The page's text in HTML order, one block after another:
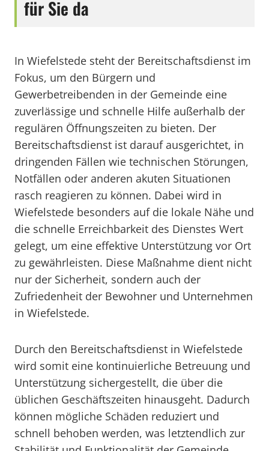
für Sie da
In Wiefelstede steht der Bereitschaftsdienst im
Fokus, um den Bürgern und
Gewerbetreibenden in der Gemeinde eine
zuverlässige und schnelle Hilfe außerhalb der
regulären Öffnungszeiten zu bieten. Der
Bereitschaftsdienst ist darauf ausgerichtet, in
dringenden Fällen wie technischen Störungen,
Notfällen oder anderen akuten Situationen
rasch reagieren zu können. Dabei wird in
Wiefelstede besonders auf die lokale Nähe und
die schnelle Erreichbarkeit des Dienstes Wert
gelegt, um eine effektive Unterstützung vor Ort
zu gewährleisten. Diese Maßnahme dient nicht
nur der Sicherheit, sondern auch der
Zufriedenheit der Bewohner und Unternehmen
in Wiefelstede.
Durch den Bereitschaftsdienst in Wiefelstede
wird somit eine kontinuierliche Betreuung und
Unterstützung sichergestellt, die über die
üblichen Geschäftszeiten hinausgeht. Dadurch
können mögliche Schäden reduziert und
schnell behoben werden, was letztendlich zur